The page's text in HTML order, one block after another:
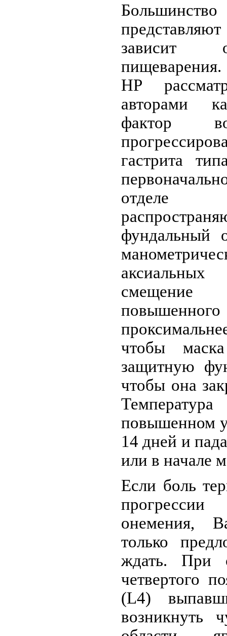
зависит
HP
авторами
фактор
гастрита
фундальный
чтобы
защитную
чтобы она
повышенном
14 дней и
или в начале
Если боль
онемения,
только
ждать. При
четвертого
(L4)
возникнуть